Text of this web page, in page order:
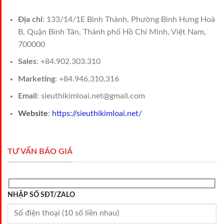
Địa chỉ: 133/14/1E Bình Thành, Phường Bình Hưng Hoà
B, Quận Bình Tân, Thành phố Hồ Chí Minh, Việt Nam,
700000
Sales: +84.902.303.310
Marketing: +84.946.310.316
Email : sieuthikimloai.net@gmail.com
Website: https://sieuthikimloai.net/
TƯ VẤN BÁO GIÁ
NHẬP SỐ SĐT/ZALO